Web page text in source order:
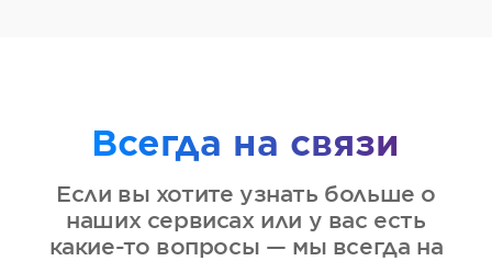
Всегда на связи
Если вы хотите узнать больше о
наших сервисах или у вас есть
какие-то вопросы — мы всегда на